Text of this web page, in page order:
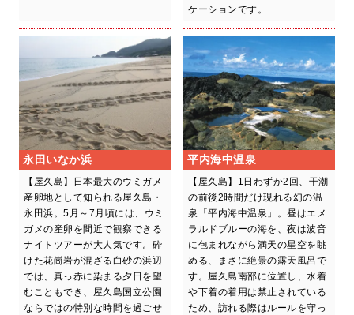
ケーションです。
永田いなか浜
【屋久島】日本最大のウミガメ
産卵地として知られる屋久島・
永田浜。5月～7月頃には、ウミ
ガメの産卵を間近で観察できる
ナイトツアーが大人気です。砕
けた花崗岩が混ざる白砂の浜辺
では、真っ赤に染まる夕日を望
むこともでき、屋久島国立公園
ならではの特別な時間を過ごせ
平内海中温泉
【屋久島】1日わずか2回、干潮
の前後2時間だけ現れる幻の温
泉「平内海中温泉」。昼はエメ
ラルドブルーの海を、夜は波音
に包まれながら満天の星空を眺
める、まさに絶景の露天風呂で
す。屋久島南部に位置し、水着
や下着の着用は禁止されている
ため、訪れる際はルールを守っ